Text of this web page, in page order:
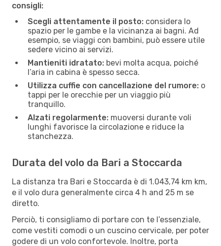
consigli:
Scegli attentamente il posto: considera lo
spazio per le gambe e la vicinanza ai bagni. Ad
esempio, se viaggi con bambini, può essere utile
sedere vicino ai servizi.
Mantieniti idratato: bevi molta acqua, poiché
l’aria in cabina è spesso secca.
Utilizza cuffie con cancellazione del rumore: o
tappi per le orecchie per un viaggio più
tranquillo.
Alzati regolarmente: muoversi durante voli
lunghi favorisce la circolazione e riduce la
stanchezza.
Durata del volo da Bari a Stoccarda
La distanza tra Bari e Stoccarda è di 1.043,74 km km,
e il volo dura generalmente circa 4 h and 25 m se
diretto.
Perciò, ti consigliamo di portare con te l’essenziale,
come vestiti comodi o un cuscino cervicale, per poter
godere di un volo confortevole. Inoltre, porta